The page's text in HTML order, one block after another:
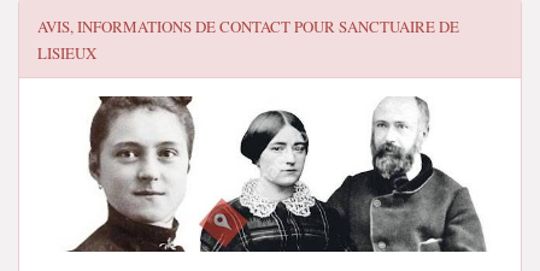
AVIS, INFORMATIONS DE CONTACT POURSANCTUAIRE DE
LISIEUX